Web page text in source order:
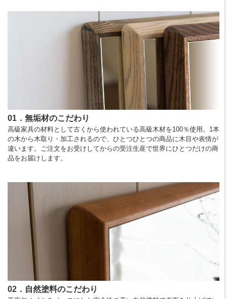
01．無垢材のこだわり
高級家具の材料として古くから使われている高級木材を100％使用。1本
の木から木取り・加工されるので、ひとつひとつの商品に木目や表情が
違います。ご注文をお受けしてからの受注生産で世界にひとつだけの商
品をお届けします。
02．自然塗料のこだわり